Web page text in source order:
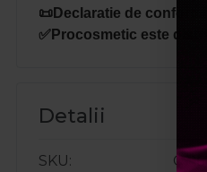
📜Declaratie de
✅Procosmetic este
Detalii
SKU